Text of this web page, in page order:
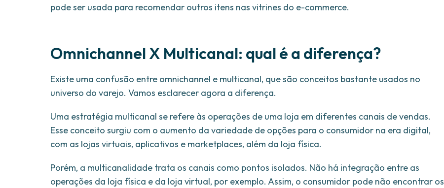
pode ser usada para recomendar outros itens nas vitrines do e-commerce.
Omnichannel X Multicanal: qual é a diferença?
Existe uma confusão entre omnichannel e multicanal, que são conceitos bastante usados no
universo do varejo. Vamos esclarecer agora a diferença.
Uma estratégia multicanal se refere às operações de uma loja em diferentes canais de vendas.
Esse conceito surgiu com o aumento da variedade de opções para o consumidor na era digital,
com as lojas virtuais, aplicativos e marketplaces, além da loja física.
Porém, a multicanalidade trata os canais como pontos isolados. Não há integração entre as
operações da loja física e da loja virtual, por exemplo. Assim, o consumidor pode não encontrar os